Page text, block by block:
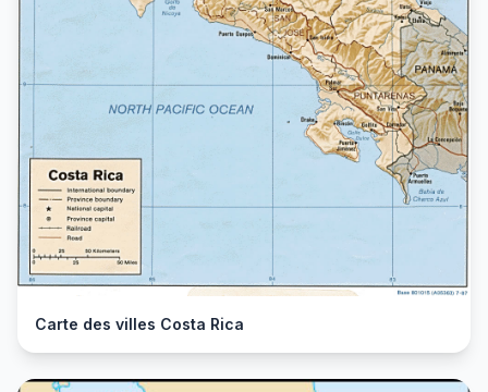
Carte des villes Costa Rica